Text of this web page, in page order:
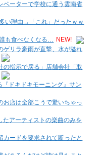
ベーターで学校に通う雲南省
い理由→「これ」だったｗｗ
も食べなくなる… NEW!
ゲリラ豪雨が直撃、水が溢れ
の指示で戻る」店舗会社「取
『ドキドキモーニング』サン
お店は全部こうで驚いちゃっ
たアーティストの楽曲のみを
カードを要求されて断ったと